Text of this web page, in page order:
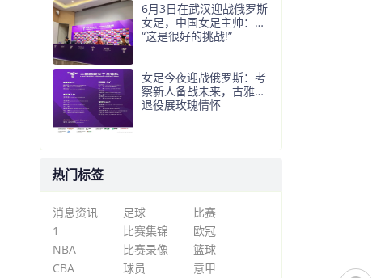
6月3日在武汉迎战俄罗斯
女足，中国女足主帅：
“这是很好的挑战!”
女足今夜迎战俄罗斯：考
察新人备战未来，古雅沙
退役展玫瑰情怀
热门标签
消息资讯 足球
比赛
1
比赛集锦
欧冠
NBA
比赛录像
篮球
CBA
球员 意甲